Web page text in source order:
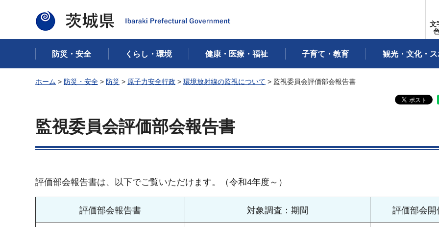
茨城県
文
防災・安全 くらし・環境 健康・医療・福祉 子育て・教育 観光・文化・
ホーム > 防災・安全 > 防災 > 原子力安全行政 > 環境放射線の監視について > 監視委員会評価部会報告書
監視委員会評価部会報告書
評価部会報告書は、以下でご覧いただけます。（令和4年度～）
評価部会報告書 対象調査：期間 評価部会開